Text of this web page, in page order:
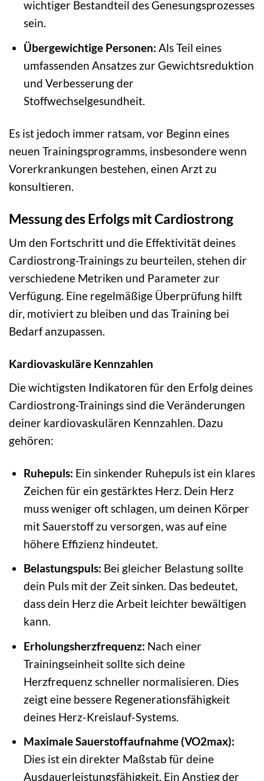
wichtiger Bestandteil des Genesungsprozesses
sein.
Übergewichtige Personen: Als Teil eines
umfassenden Ansatzes zur Gewichtsreduktion
und Verbesserung der
Stoffwechselgesundheit.
Es ist jedoch immer ratsam, vor Beginn eines
neuen Trainingsprogramms, insbesondere wenn
Vorerkrankungen bestehen, einen Arzt zu
konsultieren.
Messung des Erfolgs mit Cardiostrong
Um den Fortschritt und die Effektivität deines
Cardiostrong-Trainings zu beurteilen, stehen dir
verschiedene Metriken und Parameter zur
Verfügung. Eine regelmäßige Überprüfung hilft
dir, motiviert zu bleiben und das Training bei
Bedarf anzupassen.
Kardiovaskuläre Kennzahlen
Die wichtigsten Indikatoren für den Erfolg deines
Cardiostrong-Trainings sind die Veränderungen
deiner kardiovaskulären Kennzahlen. Dazu
gehören:
Ruhepuls: Ein sinkender Ruhepuls ist ein klares
Zeichen für ein gestärktes Herz. Dein Herz
muss weniger oft schlagen, um deinen Körper
mit Sauerstoff zu versorgen, was auf eine
höhere Effizienz hindeutet.
Belastungspuls: Bei gleicher Belastung sollte
dein Puls mit der Zeit sinken. Das bedeutet,
dass dein Herz die Arbeit leichter bewältigen
kann.
Erholungsherzfrequenz: Nach einer
Trainingseinheit sollte sich deine
Herzfrequenz schneller normalisieren. Dies
zeigt eine bessere Regenerationsfähigkeit
deines Herz-Kreislauf-Systems.
Maximale Sauerstoffaufnahme (VO2max):
Dies ist ein direkter Maßstab für deine
Ausdauerleistungsfähigkeit. Ein Anstieg der